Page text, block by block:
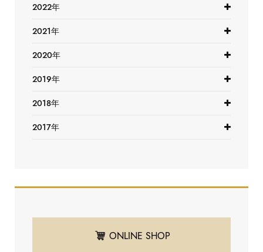
2022年
2021年
2020年
2019年
2018年
2017年
ONLINE SHOP